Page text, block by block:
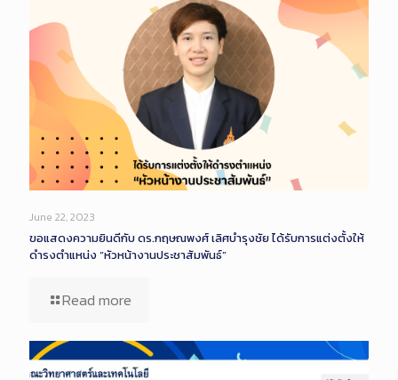
June 22, 2023
ขอแสดงความยินดีกับ ดร.กฤษณพงศ์ เลิศบำรุงชัย ได้รับการแต่งตั้งให้
ดำรงตำแหน่ง “หัวหน้างานประชาสัมพันธ์”
Read more